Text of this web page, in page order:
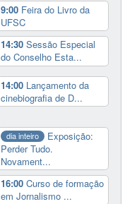
9:00 Feira do Livro da
UFSC
14:30Sessão Especial
do Conselho Esta...
14:00 Lançamento da
cinebiografia de D...
dia inteiro
Exposição:
Perder Tudo.
Novament...
16:00Curso de formação
em Jornalismo ...